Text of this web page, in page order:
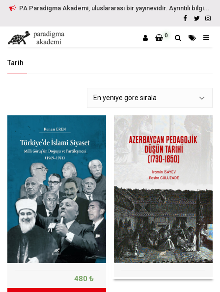
PA Paradigma Akademi, uluslararası bir yayınevidir. Ayrıntılı bilgi...
0
Tarih
480 ₺